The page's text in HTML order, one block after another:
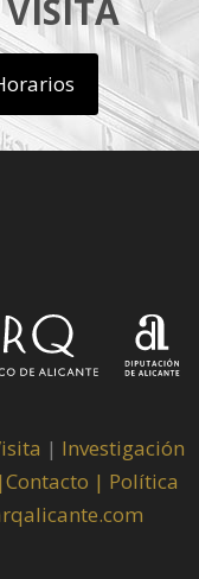
| Investigación
Contacto | Política